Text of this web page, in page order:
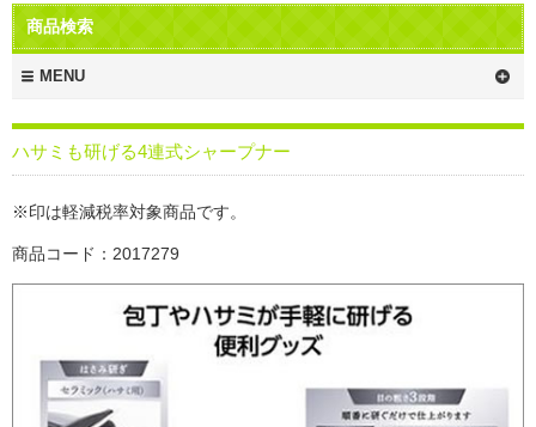
新しました！
商品検索
MENU
ハサミも研げる4連式シャープナー
※印は軽減税率対象商品です。
商品コード：2017279